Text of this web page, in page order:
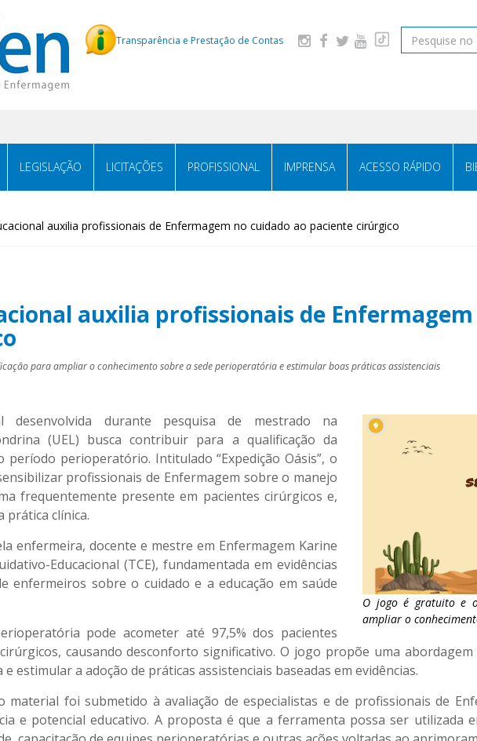
Transparência e Prestação de Contas Pesquisar
LEGISLAÇÃO LICITAÇÕES PROFISSIONAL IMPRENSA ACESSO RÁPIDO
auxilia profissionais de Enfermagem no cuidado ao paciente cirúrgico
auxilia profissionais de
para ampliar o conhecimento sobre a sede perioperatória e estimular boas práticas assistenciais
O jogo é gratuito e
ampliar o
desenvolvida durante pesquisa de mestrado na
(UEL) busca contribuir para a qualificação da
período perioperatório. Intitulado “Expedição Oásis”, o
profissionais de Enfermagem sobre o manejo
frequentemente presente em pacientes cirúrgicos e,
prática clínica.
enfermeira, docente e mestre em Enfermagem Karine
Educacional (TCE), fundamentada em evidências
enfermeiros sobre o cuidado e a educação em saúde
pode acometer até 97,5% dos pacientes
causando desconforto significativo. O jogo propõe uma
estimular a adoção de práticas assistenciais baseadas em evidências.
material foi submetido à avaliação de especialistas e de profissionais de
e potencial educativo. A proposta é que a ferramenta possa ser utilizada